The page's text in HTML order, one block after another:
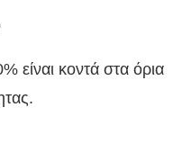
είναι κοντά στα όρια